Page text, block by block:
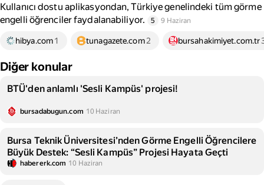
Kullanıcı dostu aplikasyondan, Türkiye genelindeki tüm görme
engelli öğrenciler faydalanabiliyor.
5 9 Haziran
hibya.com1 tunagazete.com 2 bursahakimiyet.com.tr
Diğer konular
BTÜ'den anlamlı 'Sesli Kampüs' projesi!
bursadabugun.com 10 Haziran
Bursa Teknik Üniversitesi’nden Görme Engelli Öğrencilere
Büyük Destek: “Sesli Kampüs” Projesi Hayata Geçti
habererk.com 10 Haziran